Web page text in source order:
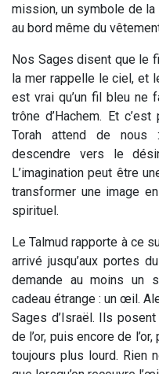
mission, un symbole de la
au bord même du
Nos Sages disent que le
la mer rappelle le ciel, et
est vrai qu’un fil bleu ne
trône d’Hachem. Et
Torah attend de nous
descendre vers le
L’imagination peut être
transformer une image
spirituel.
Le Talmud rapporte à ce
arrivé jusqu’aux portes du
demande au moins un
cadeau étrange : un œil.
Sages d’Israël. Ils
de l’or, puis encore de
toujours plus lourd. Rien